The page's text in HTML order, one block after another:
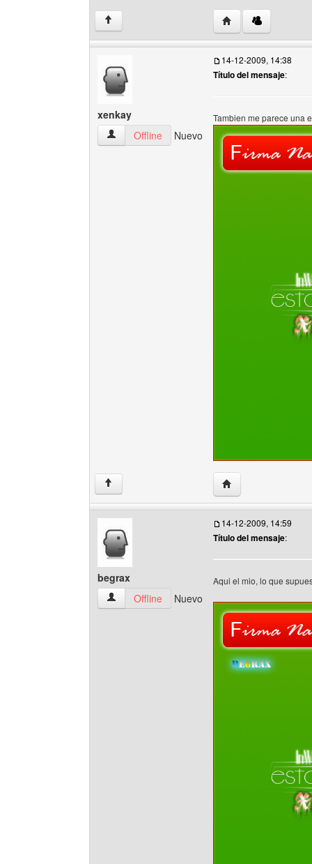
↑ Visitar sitio web del
xenkay
xenkay Ver perfil del usuario
Offline Nuevo
14-12-2009, 14:38
Título del mensaje:
Tambien me parece una
↑ Visitar sitio web del
begrax
begrax Ver perfil del usuario
Offline Nuevo
14-12-2009, 14:59
Título del mensaje:
Aqui el mio, lo que